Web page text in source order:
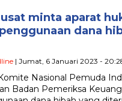
minta aparat
dana
| Jumat, 6 Januari 2023 -
Nasional Pemuda
Badan Pemeriksa